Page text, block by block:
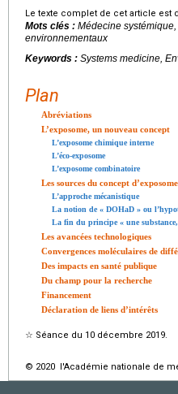
Le texte complet de cet article est
Mots clés : Médecine
environnementaux
Keywords : Systems medicine,
Plan
Abréviations
L’exposome, un nouveau concept
L’exposome chimique interne
L’éco-exposome
L’exposome combinatoire
Les sources du concept d’exposome
L’approche mécanistique
La notion de « DOHaD » ou
La fin du principe « une
Les avancées technologiques
Convergences moléculaires de
Des impacts en santé publique
Du champ pour la recherche
Financement
Déclaration de liens d’intérêts
☆ Séance du 10 décembre 2019.
© 2020 l'Académie nationale de